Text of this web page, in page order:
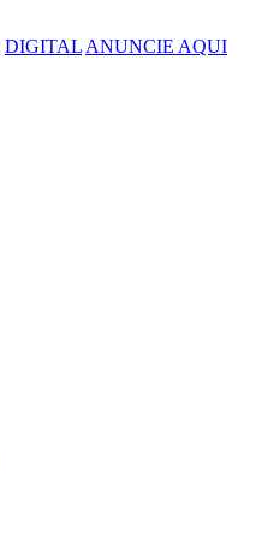
DIGITAL ANUNCIE AQUI